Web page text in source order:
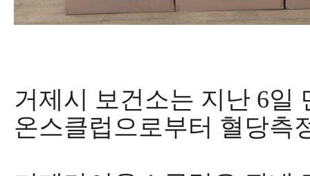
거제시 보건소는 지난 6일
온스클럽으로부터 혈당측